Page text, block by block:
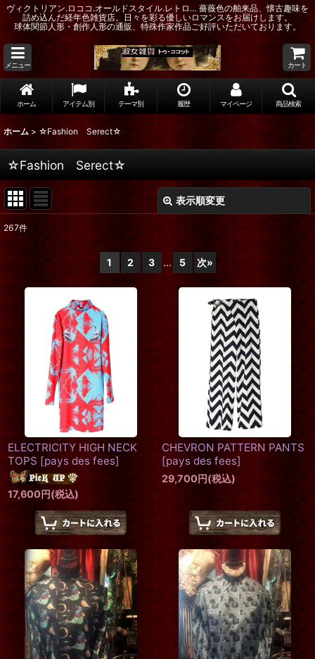
ヴィクトリアン.ロココ.オールドスタイル.レトロ… 薔薇色の舶来品、懐古趣味を
詰め込んだ経年色雑貨店。日々を彩る優しいロマンスをお届けします。
球体関節人形・創作人形の通販、特殊作家作品ご好評いただいております。
メニュー カート
ホーム アイテム別 テーマ別 履歴 マイページ 商品検索
ホーム > ☆Fashion Serect☆
☆Fashion Serect☆
表示順変更
:
267件
1 2 3 ... 5 次»
ELECTRICITY HIGH NECK
TOPS [pays des fees]
17,600円(税込)
CHEVRON PATTERN PANTS
[pays des fees]
29,700円(税込)